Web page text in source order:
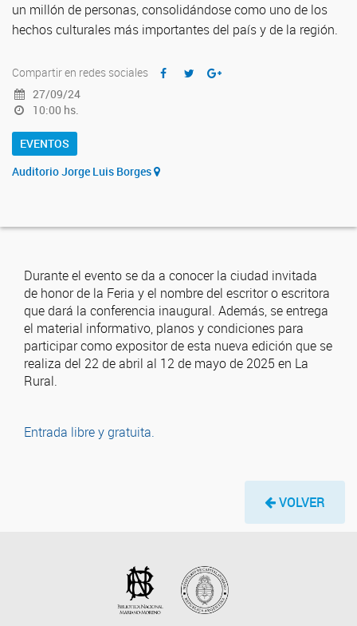
un millón de personas, consolidándose como uno de los
hechos culturales más importantes del país y de la región.
Compartir en redes sociales
27/09/24
10:00 hs.
EVENTOS
Auditorio Jorge Luis Borges
Durante el evento se da a conocer la ciudad invitada
de honor de la Feria y el nombre del escritor o escritora
que dará la conferencia inaugural. Además, se entrega
el material informativo, planos y condiciones para
participar como expositor de esta nueva edición que se
realiza del 22 de abril al 12 de mayo de 2025 en La
Rural.
Entrada libre y gratuita.
VOLVER